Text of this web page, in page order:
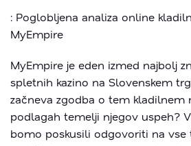
: Poglobljena analiza online
MyEmpire
MyEmpire je eden izmed najbolj
spletnih kazino na Slovenskem
začneva zgodba o tem kladilnem
podlagah temelji njegov uspeh?
bomo poskusili odgovoriti na vse